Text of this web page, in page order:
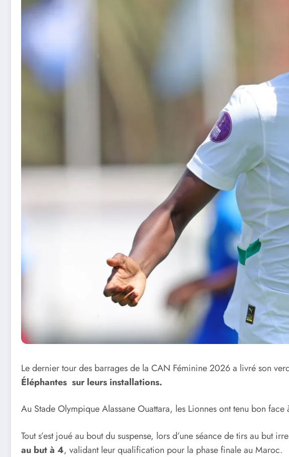
Le dernier tour des barrages de la CAN Féminine 2026 a livré son
Éléphantes sur leurs installations.
Au Stade Olympique Alassane Ouattara, les Lionnes ont tenu bon
Tout s’est joué au bout du suspense, lors d’une séance de tirs au but
au but à 4, validant leur qualification pour la phase finale au Maroc.